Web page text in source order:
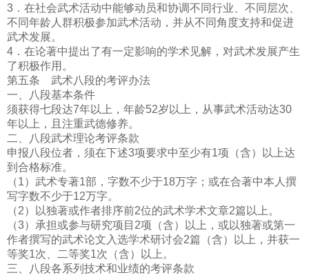
3．在社会武术活动中能够动员和协调不同行业、不同层次、
不同年龄人群积极参加武术活动，并从不同角度支持和促进
武术发展。
4．在论著中提出了有一定影响的学术见解，对武术发展产生
了积极作用。
第五条 武术八段的考评办法
一、八段基本条件
须获得七段达7年以上，年龄52岁以上，从事武术活动达30
年以上，且注重武德修养。
二、八段武术理论考评条款
申报八段位者，须在下述3项要求中至少有1项（含）以上达
到合格标准。
（1）武术专著1部，字数不少于18万字；或在合著中本人撰
写字数不少于12万字。
（2）以独著或作者排序前2位的武术学术文章2篇以上。
（3）承担或参与研究项目2项（含）以上，或以独著或第一
作者撰写的武术论文入选学术研讨会2篇（含）以上，并获一
等奖1次、二等奖1次（含）以上。
三、八段各系列技术和业绩的考评条款